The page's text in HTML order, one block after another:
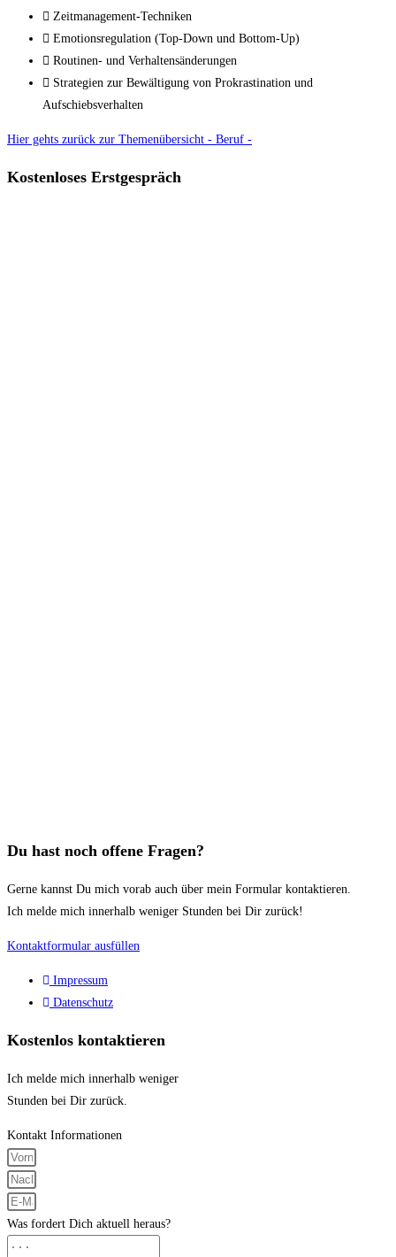
Zeitmanagement-Techniken
Emotionsregulation (Top-Down und Bottom-Up)
Routinen- und Verhaltensänderungen
Strategien zur Bewältigung von Prokrastination und
Aufschiebsverhalten
Hier gehts zurück zur Themenübersicht - Beruf -
Kostenloses Erstgespräch
Du hast noch offene Fragen?
Gerne kannst Du mich vorab auch über mein Formular kontaktieren.
Ich melde mich innerhalb weniger Stunden bei Dir zurück!
Kontaktformular ausfüllen
Impressum
Datenschutz
Kostenlos kontaktieren
Ich melde mich innerhalb weniger
Stunden bei Dir zurück.
Kontakt Informationen
Was fordert Dich aktuell heraus?